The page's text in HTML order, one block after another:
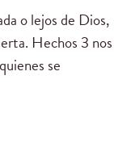
o lejos de Dios,
Hechos 3 nos
se